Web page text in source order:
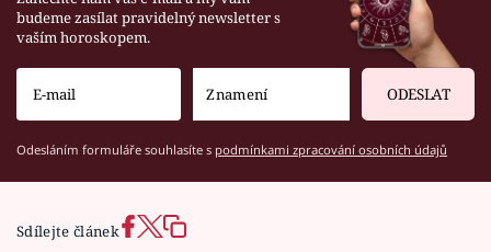
budeme zasílat pravidelný newsletter s
vaším horoskopem.
ODESLAT
Odesláním formuláře souhlasíte s podmínkami zpracování osobních údajů
Sdílejte článek